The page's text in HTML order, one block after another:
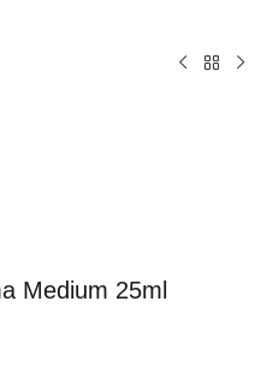
Medium 25ml